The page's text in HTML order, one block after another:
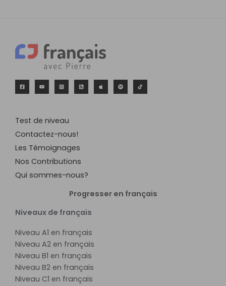
Test de niveau
Contactez-nous!
Les Témoignages
Nos Contributions
Qui sommes-nous?
Progresser en français
Niveaux de français
Niveau A1 en français
Niveau A2 en français
Niveau B1 en français
Niveau B2 en français
Niveau C1 en français